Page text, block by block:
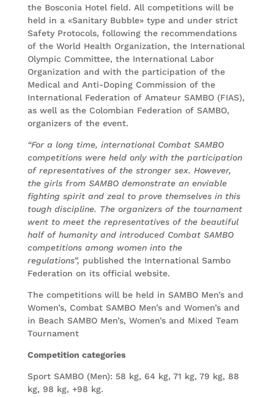
the Bosconia Hotel field. All competitions will be
held in a «Sanitary Bubble» type and under strict
Safety Protocols, following the recommendations
of the World Health Organization, the International
Olympic Committee, the International Labor
Organization and with the participation of the
Medical and Anti-Doping Commission of the
International Federation of Amateur SAMBO (FIAS),
as well as the Colombian Federation of SAMBO,
organizers of the event.
“For a long time, international Combat SAMBO
competitions were held only with the participation
of representatives of the stronger sex. However,
the girls from SAMBO demonstrate an enviable
fighting spirit and zeal to prove themselves in this
tough discipline. The organizers of the tournament
went to meet the representatives of the beautiful
half of humanity and introduced Combat SAMBO
competitions among women into the
regulations”, published the International Sambo
Federation on its official website.
The competitions will be held in SAMBO Men’s and
Women’s, Combat SAMBO Men’s and Women’s and
in Beach SAMBO Men’s, Women’s and Mixed Team
Tournament
Competition categories
Sport SAMBO (Men): 58 kg, 64 kg, 71 kg, 79 kg, 88
kg, 98 kg, +98 kg.